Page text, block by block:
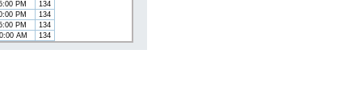
PM
134
PM
134
PM
134
AM
134